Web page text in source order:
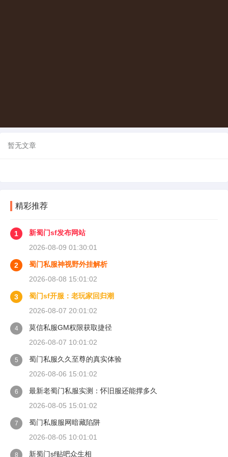
暂无文章
精彩推荐
1
新蜀门sf发布网站
2026-08-09 01:30:01
2
蜀门私服神视野外挂解析
2026-08-08 15:01:02
3
蜀门sf开服：老玩家回归潮
2026-08-07 20:01:02
4
莫信私服GM权限获取捷径
2026-08-07 10:01:02
5
蜀门私服久久至尊的真实体验
2026-08-06 15:01:02
6
最新老蜀门私服实测：怀旧服还能撑多久
2026-08-05 15:01:02
7
蜀门私服服网暗藏陷阱
2026-08-05 10:01:01
8 新蜀门sf贴吧众生相